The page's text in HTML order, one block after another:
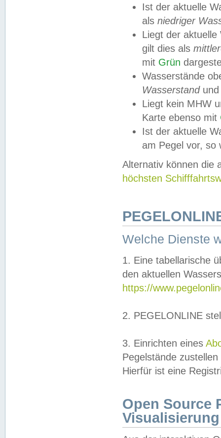
Ist der aktuelle
als niedriger
Liegt der
gilt dies als
mit Grün
Wasserstände
Wasserstandund
Liegt kein MHW
Karte ebenso mit
Ist der aktuelle
am Pegel vor,
Alternativ können die
höchsten
Welche Dienste
1. Eine tabellarische
den aktuellen
https://
2. PEGELONLINE
3. Einrichten eines
Pegelstände
Hierfür ist eine
Open Source
Visualisierung